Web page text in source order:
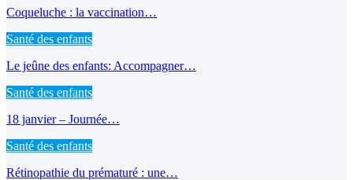
Coqueluche : la vaccination…
Santé des enfants
Le jeûne des enfants: Accompagner…
Santé des enfants
18 janvier – Journée…
Santé des enfants
Rétinopathie du prématuré : une…